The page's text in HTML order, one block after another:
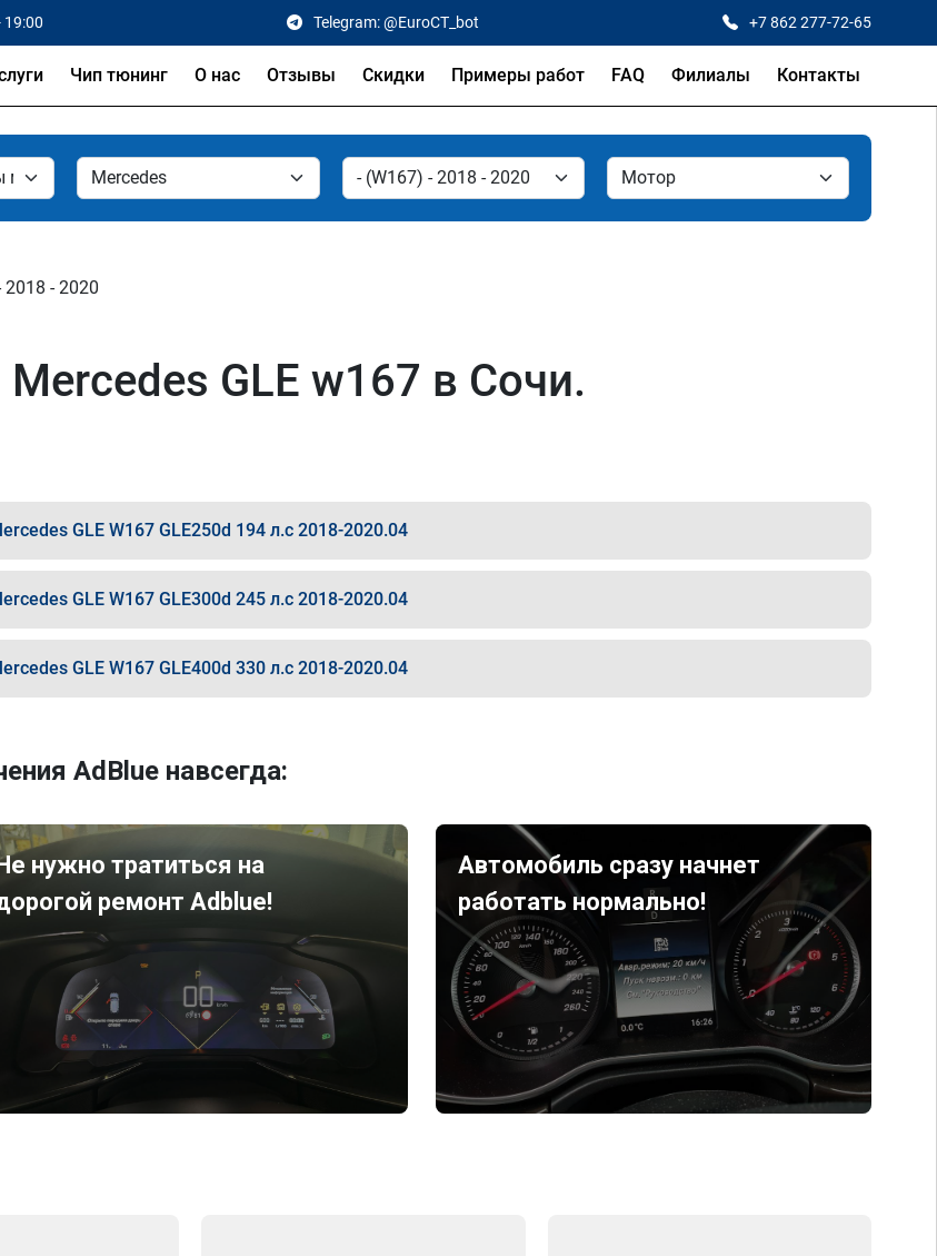
19:00 Telegram: @EuroCT_bot +7 862 277-72-65
Чип тюнинг О нас Отзывы Скидки Примеры работ FAQ Филиалы Контакты
2018 - 2020
GLE w167 в Сочи.
GLE W167 GLE250d 194 л.с 2018-2020.04
GLE W167 GLE300d 245 л.с 2018-2020.04
GLE W167 GLE400d 330 л.с 2018-2020.04
AdBlue навсегда:
нужно тратиться на
ремонт Adblue!
Автомобиль сразу начнет
работать нормально!